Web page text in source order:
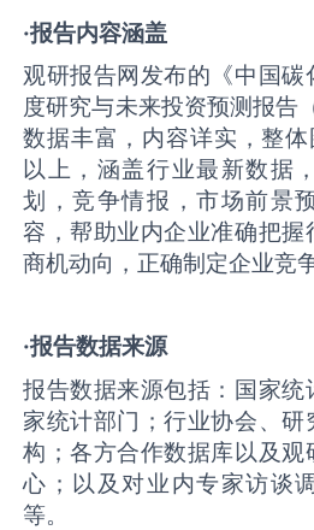
·报告内容涵盖
观研报告网发布的《中国
度研究与未来投资预测报告
数据丰富，内容详实，整
以上，涵盖行业最新数据
划，竞争情报，市场前景
容，帮助业内企业准确把握
商机动向，正确制定企业竞
·报告数据来源
报告数据来源包括：国家统
家统计部门；行业协会、
构；各方合作数据库以及观
心；以及对业内专家访谈
等。